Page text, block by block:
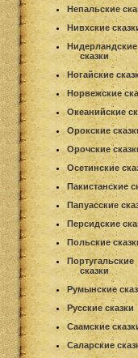
Непальские
Нивхские
Нидерландские
сказки
Ногайские
Норвежские
Океанийские
Орокские
Орочские
Осетинские
Пакистанские
Папуасские
Персидские
Польские
Португальские
сказки
Румынские
Русские сказки
Саамские
Саларские